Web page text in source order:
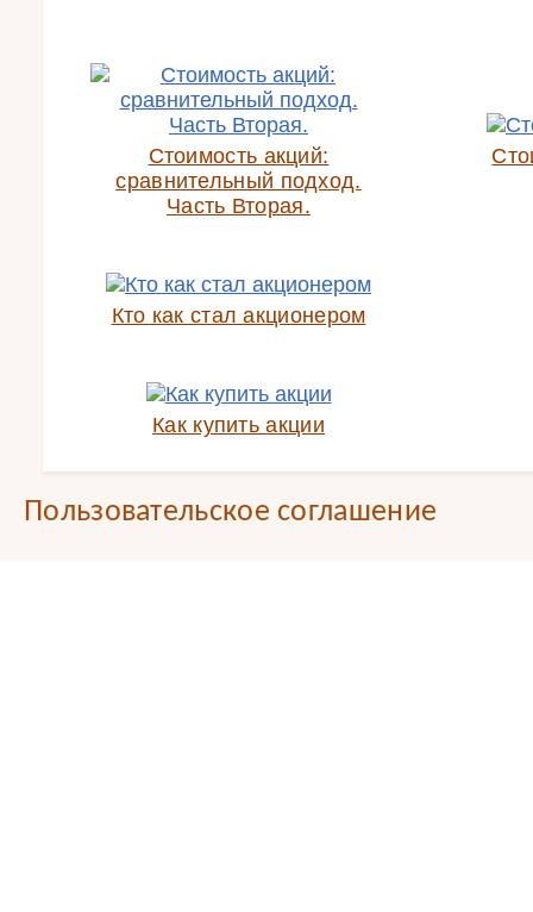
Стоимость акций:
сравнительный подход.
Часть Вторая.
Кто как стал акционером
Как купить акции
Пользовательское соглашение